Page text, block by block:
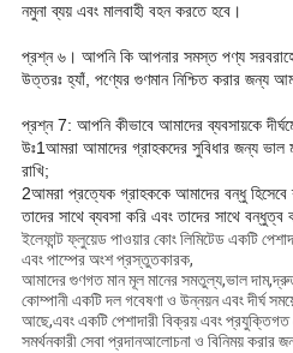
নমুনা ব্যয় এবং মালবাহী বহন করতে হবে।
প্রশ্ন ৬। আপনি কি আপনার সমস্ত পণ্য
উত্তরঃ হ্যাঁ, পণ্যের গুণমান নিশ্চিত করার জন্য
প্রশ্ন 7: আপনি কীভাবে আমাদের ব্যবসায়কে
উঃ1আমরা আমাদের গ্রাহকদের সুবিধার জন্য ভাল
রাখি;
2আমরা প্রত্যেক গ্রাহককে আমাদের বন্ধু
তাদের সাথে ব্যবসা করি এবং তাদের সাথে
ইলেফান্ট ফ্লুয়েড পাওয়ার কোং লিমিটেড একটি
এবং পাম্পের অংশ প্রস্তুতকারক,
আমাদের গুণগত মান মূল মানের সমতুল্য,ভাল
কোম্পানী একটি দল গবেষণা ও উন্নয়ন এবং দীর্ঘ
আছে,এবং একটি পেশাদারী বিক্রয় এবং
সমর্থনকারী সেবা প্রদানআলোচনা ও বিনিময় করার